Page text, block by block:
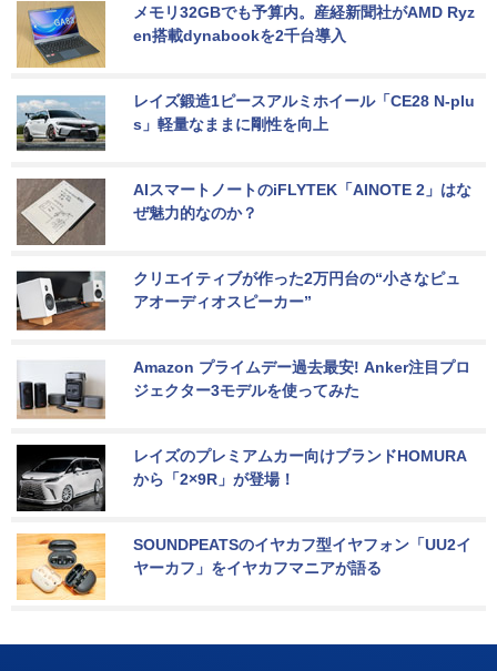
メモリ32GBでも予算内。産経新聞社がAMD Ryz
en搭載dynabookを2千台導入
レイズ鍛造1ピースアルミホイール「CE28 N-plu
s」軽量なままに剛性を向上
AIスマートノートのiFLYTEK「AINOTE 2」はな
ぜ魅力的なのか？
クリエイティブが作った2万円台の“小さなピュ
アオーディオスピーカー”
Amazon プライムデー過去最安! Anker注目プロ
ジェクター3モデルを使ってみた
レイズのプレミアムカー向けブランドHOMURA
から「2×9R」が登場！
SOUNDPEATSのイヤカフ型イヤフォン「UU2イ
ヤーカフ」をイヤカフマニアが語る